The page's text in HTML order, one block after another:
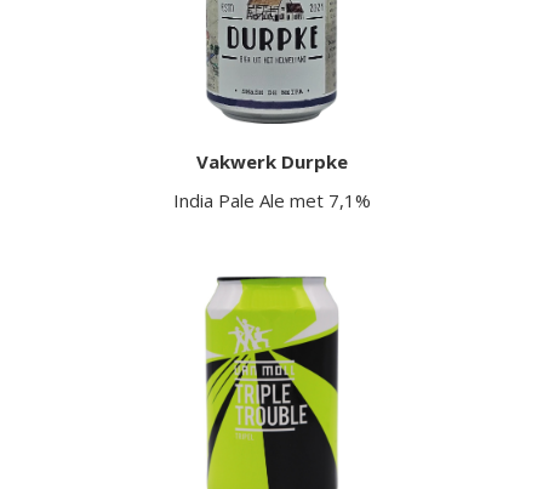
Vakwerk Durpke
India Pale Ale met 7,1%